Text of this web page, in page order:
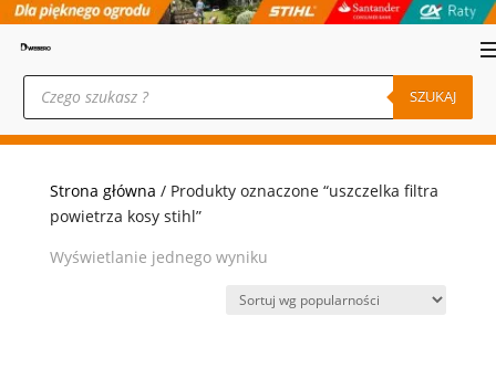
Wyszukiwarka
produktów SZUKAJ
Strona główna / Produkty oznaczone “uszczelka filtra
powietrza kosy stihl”
Wyświetlanie jednego wyniku